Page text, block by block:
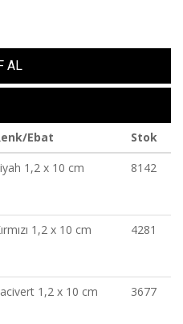
AL
Ebat
Stok
1,2 x 10 cm 8142
1,2 x 10 cm 4281
1,2 x 10 cm 3677